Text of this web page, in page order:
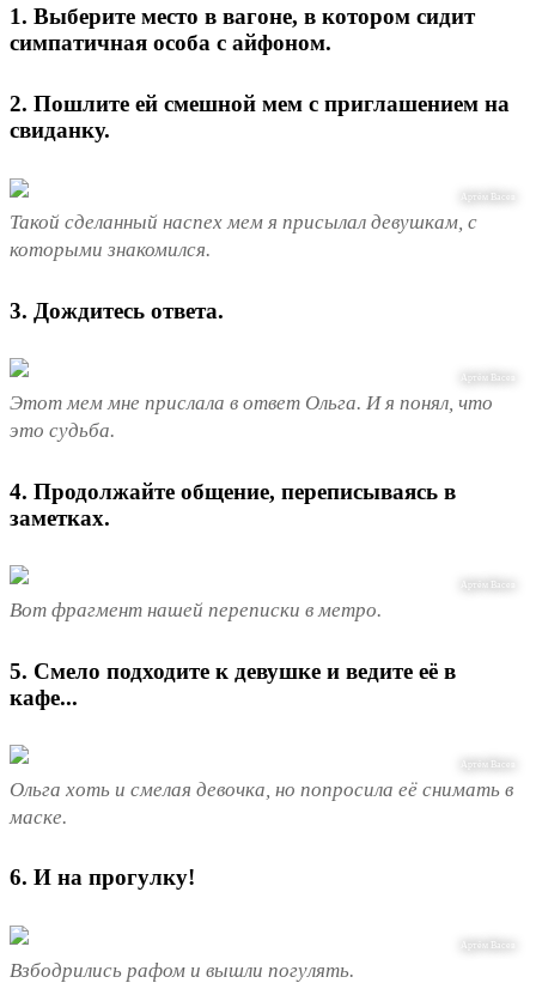
1. Выберите место в вагоне, в котором сидит
симпатичная особа с айфоном.
2. Пошлите ей смешной мем с приглашением на
свиданку.
Артём Васев
Такой сделанный наспех мем я присылал девушкам, с
которыми знакомился.
3. Дождитесь ответа.
Артём Васев
Этот мем мне прислала в ответ Ольга. И я понял, что
это судьба.
4. Продолжайте общение, переписываясь в
заметках.
Артём Васев
Вот фрагмент нашей переписки в метро.
5. Смело подходите к девушке и ведите её в
кафе...
Артём Васев
Ольга хоть и смелая девочка, но попросила её снимать в
маске.
6. И на прогулку!
Артём Васев
Взбодрились рафом и вышли погулять.